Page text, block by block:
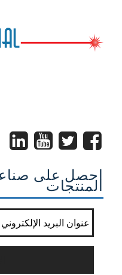
احصل على صناعة
المنتجات
إنضم